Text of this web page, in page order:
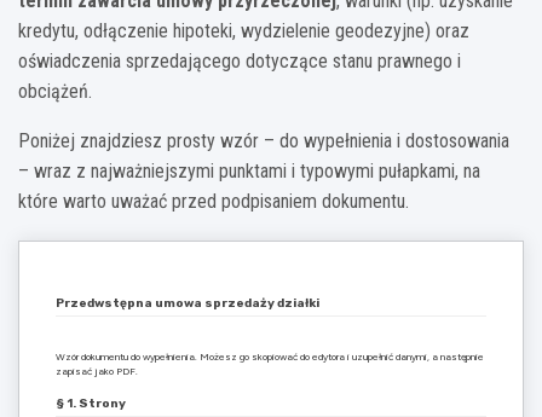
kredytu, odłączenie hipoteki, wydzielenie geodezyjne) oraz
oświadczenia sprzedającego dotyczące stanu prawnego i
obciążeń.
Poniżej znajdziesz prosty wzór – do wypełnienia i dostosowania
– wraz z najważniejszymi punktami i typowymi pułapkami, na
które warto uważać przed podpisaniem dokumentu.
Przedwstępna umowa sprzedaży działki
Wzór dokumentu do wypełnienia. Możesz go skopiować do edytora i uzupełnić danymi, a następnie
zapisać jako PDF.
§ 1. Strony